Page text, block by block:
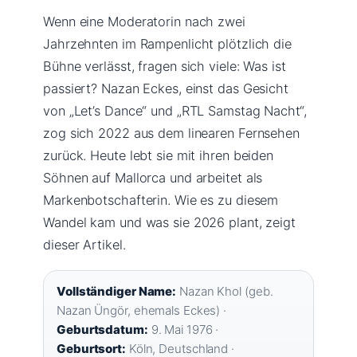
Wenn eine Moderatorin nach zwei
Jahrzehnten im Rampenlicht plötzlich die
Bühne verlässt, fragen sich viele: Was ist
passiert? Nazan Eckes, einst das Gesicht
von „Let’s Dance“ und „RTL Samstag Nacht“,
zog sich 2022 aus dem linearen Fernsehen
zurück. Heute lebt sie mit ihren beiden
Söhnen auf Mallorca und arbeitet als
Markenbotschafterin. Wie es zu diesem
Wandel kam und was sie 2026 plant, zeigt
dieser Artikel.
Vollständiger Name: Nazan Khol (geb.
Nazan Üngör, ehemals Eckes) ·
Geburtsdatum: 9. Mai 1976 ·
Geburtsort: Köln, Deutschland ·